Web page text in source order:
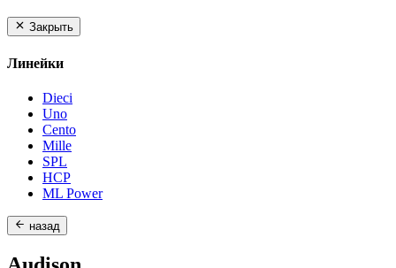
Закрыть
Линейки
Dieci
Uno
Cento
Mille
SPL
HCP
ML Power
назад